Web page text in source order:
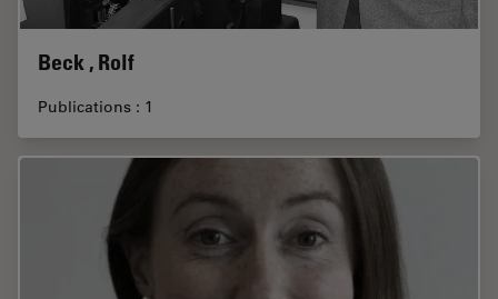
Beck , Rolf
Publications : 1